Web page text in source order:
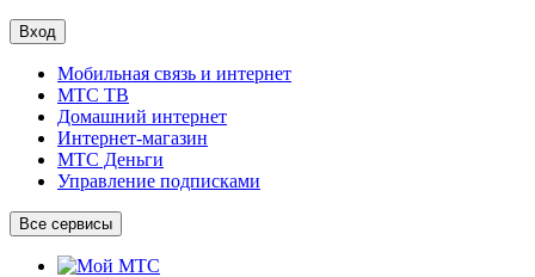
Вход
Мобильная связь и интернет
МТС ТВ
Домашний интернет
Интернет-магазин
МТС Деньги
Управление подписками
Все сервисы